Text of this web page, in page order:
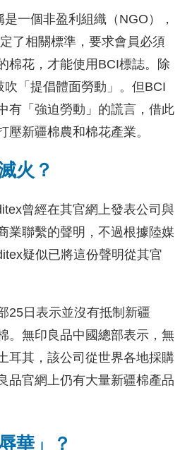
一個非盈利組織（NGO），
了相關標準，要求會員必須
棉花，才能使用BCI標誌。除
「提倡體面勞動」。但BCI
有「強迫勞動」的謊言，借此
壓新疆棉農和棉花產業。
火？
曾經在其官網上發表公司與
業聯繫的聲明，不過根據陸媒
疑似已將這份聲明從其官
25日表示並沒有抵制新疆
。無印良品中國總部表示，無
耳其，該公司從世界各地採購
品官網上仍有大量新疆棉產品
華」？